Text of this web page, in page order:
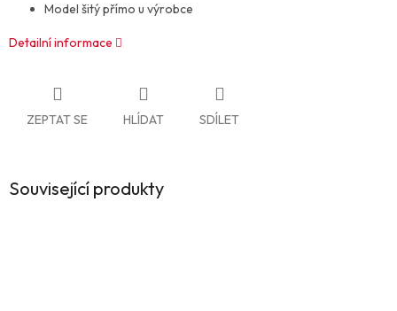
Model šitý přímo u výrobce
Detailní informace
ZEPTAT SE HLÍDAT SDÍLET
Související produkty